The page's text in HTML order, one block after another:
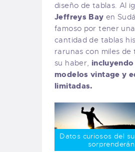
diseño de tablas. Al
Jeffreys Bay en
famoso por tener
cantidad de tablas
rarunas con miles de
su haber, incluyendo
modelos vintage y
limitadas.
Datos curiosos del